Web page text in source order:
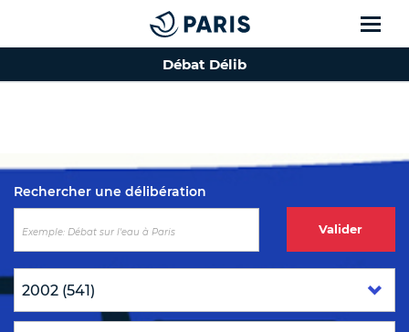
Top of the page
Débat Délib
Rechercher une délibération
Valider